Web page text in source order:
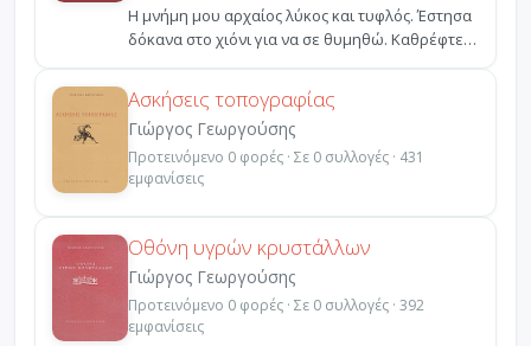
Η μνήμη μου αρχαίος λύκος και τυφλός. Έστησα
δόκανα στο χιόνι για να σε θυμηθώ. Καθρέφτες
Ασκήσεις τοπογραφίας
Γιώργος Γεωργούσης
Προτεινόμενο 0 φορές · Σε 0 συλλογές · 431
εμφανίσεις
Οθόνη υγρών κρυστάλλων
Γιώργος Γεωργούσης
Προτεινόμενο 0 φορές · Σε 0 συλλογές · 392
εμφανίσεις